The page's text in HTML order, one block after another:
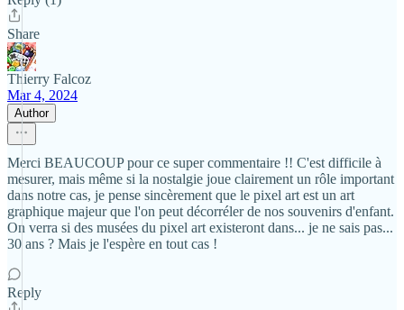
Share
Thierry Falcoz
Mar 4, 2024
Author
Merci BEAUCOUP pour ce super commentaire !! C'est difficile à
mesurer, mais même si la nostalgie joue clairement un rôle important
dans notre cas, je pense sincèrement que le pixel art est un art
graphique majeur que l'on peut décorréler de nos souvenirs d'enfant.
On verra si des musées du pixel art existeront dans... je ne sais pas...
30 ans ? Mais je l'espère en tout cas !
Reply